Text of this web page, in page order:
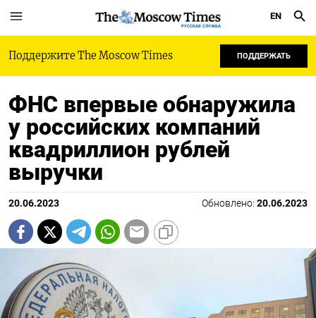
РУССКАЯ СЛУЖБА
EN
Поддержите The Moscow Times ПОДДЕРЖАТЬ
ФНС впервые обнаружила
у российских компаний
квадриллион рублей
выручки
20.06.2023 Обновлено: 20.06.2023